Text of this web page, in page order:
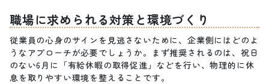
職場に求められる対策と環境づくり
従業員の心身のサインを見逃さないために、企業側にはどのよ
うなアプローチが必要でしょうか。まず推奨されるのは、祝日
のない6月に「有給休暇の取得促進」などを行い、物理的に休
息を取りやすい環境を整えることです。